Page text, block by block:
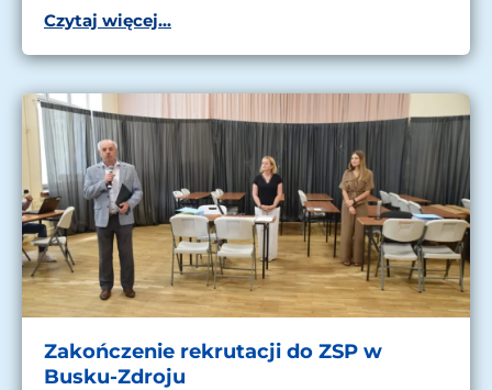
Czytaj więcej...
Zakończenie rekrutacji do ZSP w
Busku-Zdroju